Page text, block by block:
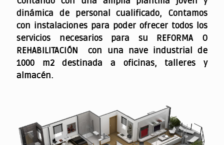
dinámica de personal cualificado, Contamos
con instalaciones para poder ofrecer todos los
servicios necesarios para su REFORMA O
REHABILITACIÓN con una nave industrial de
1000 m2 destinada a oficinas, talleres y
almacén.